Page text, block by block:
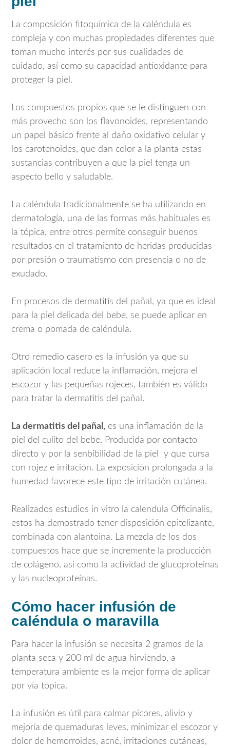
La composición fitoquímica de la caléndula es
compleja y con muchas propiedades diferentes que
toman mucho interés por sus cualidades de
cuidado, así como su capacidad antioxidante para
proteger la piel.
Los compuestos propios que se le distinguen con
más provecho son los flavonoides, representando
un papel básico frente al daño oxidativo celular y
los carotenoides, que dan color a la planta estas
sustancias contribuyen a que la piel tenga un
aspecto bello y saludable.
La caléndula tradicionalmente se ha utilizando en
dermatología, una de las formas más habituales es
la tópica, entre otros permite conseguir buenos
resultados en el tratamiento de heridas producidas
por presión o traumatismo con presencia o no de
exudado.
En procesos de dermatitis del pañal, ya que es ideal
para la piel delicada del bebe, se puede aplicar en
crema o pomada de caléndula.
Otro remedio casero es la infusión ya que su
aplicación local reduce la inflamación, mejora el
escozor y las pequeñas rojeces, también es válido
para tratar la dermatitis del pañal.
La dermatitis del pañal, es una inflamación de la
piel del culito del bebe. Producida por contacto
directo y por la senbibilidad de la piel y que cursa
con rojez e irritación. La exposición prolongada a la
humedad favorece este tipo de irritación cutánea.
Realizados estudios in vitro la calendula Officinalis,
estos ha demostrado tener disposición epitelizante,
combinada con alantoina. La mezcla de los dos
compuestos hace que se incremente la producción
de colágeno, así como la actividad de glucoproteinas
y las nucleoproteínas.
Cómo hacer infusión de
caléndula o maravilla
Para hacer la infusión se necesita 2 gramos de la
planta seca y 200 ml de agua hirviendo, a
temperatura ambiente es la mejor forma de aplicar
por vía tópica.
La infusión es útil para calmar picores, alivio y
mejoría de quemaduras leves, minimizar el escozor y
dolor de hemorroides, acné, irritaciones cutáneas,